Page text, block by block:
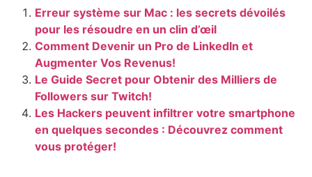
Erreur système sur Mac : les secrets dévoilés
pour les résoudre en un clin d’œil
Comment Devenir un Pro de LinkedIn et
Augmenter Vos Revenus!
Le Guide Secret pour Obtenir des Milliers de
Followers sur Twitch!
Les Hackers peuvent infiltrer votre smartphone
en quelques secondes : Découvrez comment
vous protéger!